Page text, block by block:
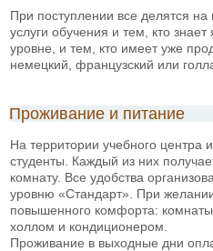
При поступлении все делятся
услуги обучения и тем, кто
уровне, и тем, кто имеет уже
немецкий, французский или
Проживание и питание
На территории учебного центра
студенты. Каждый из них
комнату. Все удобства
уровню «Стандарт». При
повышенного комфорта:
холлом и кондиционером.
Проживание в выходные дни